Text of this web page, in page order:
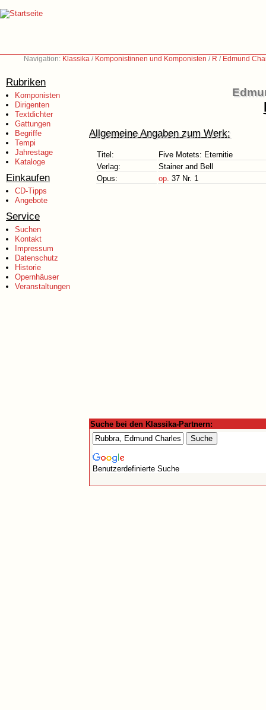
Navigation: Klassika / Komponistinnen und Komponisten / R / Edmund
Rubriken
Komponisten
Dirigenten
Textdichter
Gattungen
Begriffe
Tempi
Jahrestage
Kataloge
Einkaufen
CD-Tipps
Angebote
Service
Suchen
Kontakt
Impressum
Datenschutz
Historie
Opernhäuser
Veranstaltungen
Allgemeine Angaben zum Werk:
Titel:
Five Motets: Eternitie
Verlag:
Stainer and Bell
Opus:
op. 37 Nr. 1
Suche bei den Klassika-Partnern:
Benutzerdefinierte Suche